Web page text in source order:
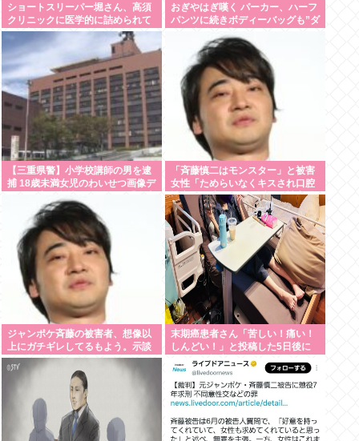
ショートスリーパー堀さん、高須
クリニックに医学的に詰められて
ガチ切れwww
おぎやはぎ嘆く パーカー、ハーフ
パンツに続きボディーバッグも”ダ
言われるの？」
【三重県警】小学校講師の男を逮
捕 18歳未満女児のわいせつ画像デ
行方不明・被児童搾取センター」
から情報提供
「斉藤慎二はモンスター」と被害
女性「ためらいなくキスされ口腔
性交…」涙ながらに訴えた被害後
の”深刻なPTSD”
ジャンポケ斉藤の被害者、想像以
上にガチギレしてるもよう。示談
不可能か。
末期癌患者さん「苦しい！痛い！
しんどい！」と投稿した5日後に
穏やかに旅立つ